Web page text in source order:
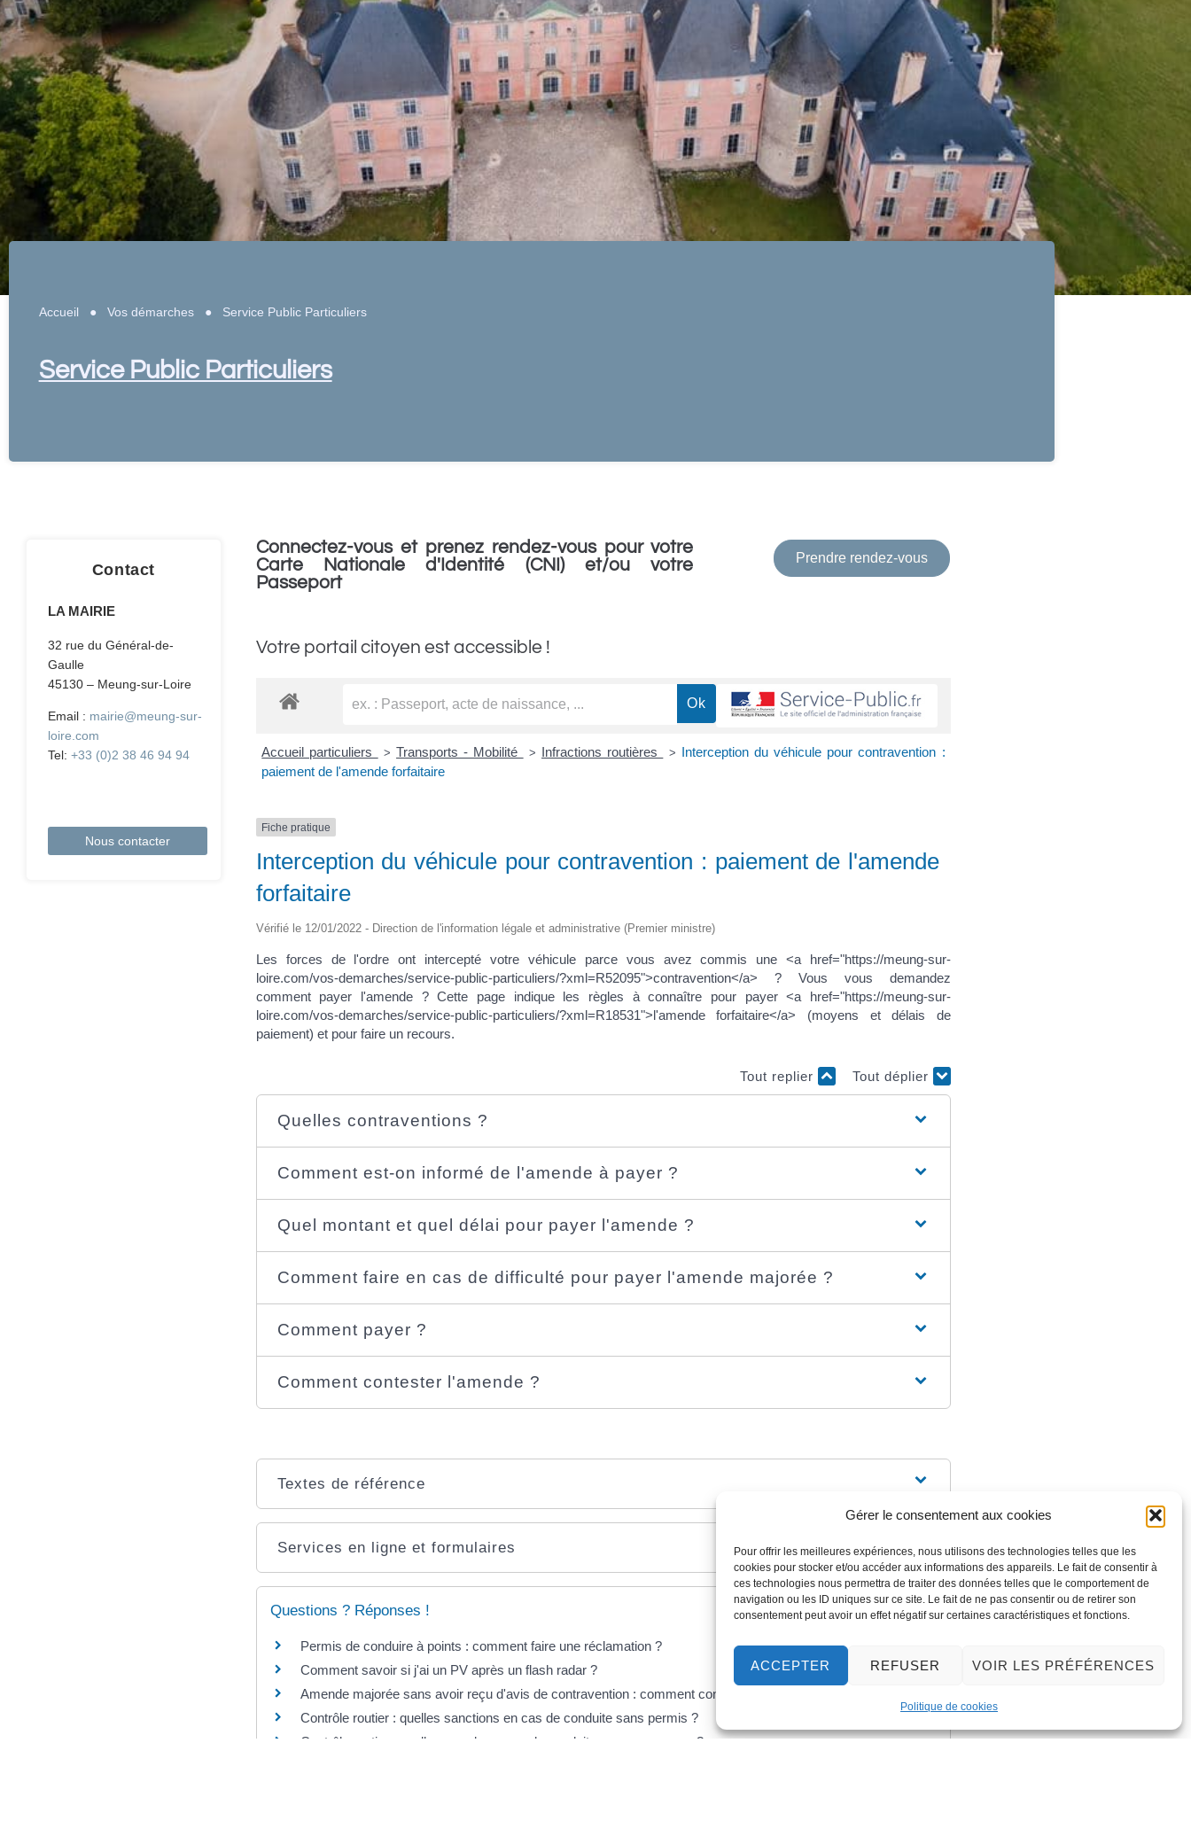
Gérer le consentement aux cookies
Pour offrir les meilleures expériences, nous utilisons des technologies telles que les
cookies pour stocker et/ou accéder aux informations des appareils. Le fait de consentir à
ces technologies nous permettra de traiter des données telles que le comportement de
navigation ou les ID uniques sur ce site. Le fait de ne pas consentir ou de retirer son
consentement peut avoir un effet négatif sur certaines caractéristiques et fonctions.
ACCEPTER REFUSER VOIR LES PRÉFÉRENCES
Politique de cookies
Accueil ● Vos démarches● Service Public Particuliers
Service Public Particuliers
Contact
LA MAIRIE
32 rue du Général-de-
Gaulle
45130 – Meung-sur-Loire
Email : mairie@meung-sur-
loire.com
Tel:+33 (0)2 38 46 94 94
Nous contacter
Connectez-vous et prenez rendez-vous pour votre
Carte Nationale d'Identité (CNI) et/ou votre
Passeport
Prendre rendez-vous
Votre portail citoyen est accessible !
Accueil particuliers > Transports - Mobilité > Infractions routières > Interception du véhicule pour contravention :
paiement de l'amende forfaitaire
Fiche pratique
Interception du véhicule pour contravention : paiement de l'amende
forfaitaire
Vérifié le 12/01/2022 - Direction de l'information légale et administrative (Premier ministre)
Les forces de l'ordre ont intercepté votre véhicule parce vous avez commis une <a href="https://meung-sur-
loire.com/vos-demarches/service-public-particuliers/?xml=R52095">contravention</a> ? Vous vous demandez
comment payer l'amende ? Cette page indique les règles à connaître pour payer <a href="https://meung-sur-
loire.com/vos-demarches/service-public-particuliers/?xml=R18531">l'amende forfaitaire</a> (moyens et délais de
paiement) et pour faire un recours.
Tout replier Tout déplier
Quelles contraventions ?
Comment est-on informé de l'amende à payer ?
Quel montant et quel délai pour payer l'amende ?
Comment faire en cas de difficulté pour payer l'amende majorée ?
Comment payer ?
Comment contester l'amende ?
Textes de référence
Services en ligne et formulaires
Questions ? Réponses !
Permis de conduire à points : comment faire une réclamation ?
Comment savoir si j'ai un PV après un flash radar ?
Amende majorée sans avoir reçu d'avis de contravention : comment contester ?
Contrôle routier : quelles sanctions en cas de conduite sans permis ?
Contrôle routier : quelle amende en cas de conduite sans assurance ?